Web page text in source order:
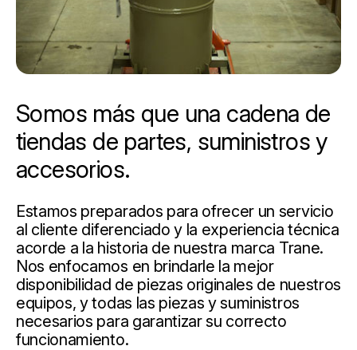
Somos más que una cadena de
tiendas de partes, suministros y
accesorios.
Estamos preparados para ofrecer un servicio
al cliente diferenciado y la experiencia técnica
acorde a la historia de nuestra marca Trane.
Nos enfocamos en brindarle la mejor
disponibilidad de piezas originales de nuestros
equipos, y todas las piezas y suministros
necesarios para garantizar su correcto
funcionamiento.